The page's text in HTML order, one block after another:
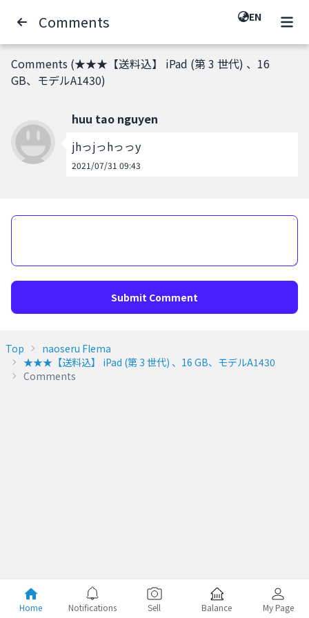
Comments EN
Comments (★★★【送料込】 iPad (第 3 世代) 、16
GB、モデルA1430)
huu tao nguyen
jhっjっhっっy
2021/07/31 09:43
Submit Comment
Top
naoseru Flema
★★★【送料込】 iPad (第 3 世代) 、16 GB、モデルA1430
Comments
Home Notifications Sell Balance My Page